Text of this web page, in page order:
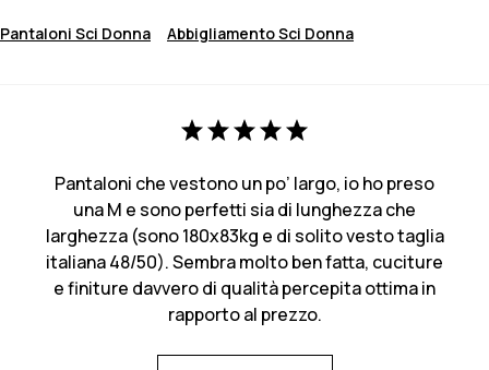
Pantaloni Sci Donna Abbigliamento Sci Donna
Pantaloni che vestono un po’ largo, io ho preso
una M e sono perfetti sia di lunghezza che
larghezza (sono 180x83kg e di solito vesto taglia
italiana 48/50). Sembra molto ben fatta, cuciture
e finiture davvero di qualità percepita ottima in
rapporto al prezzo.